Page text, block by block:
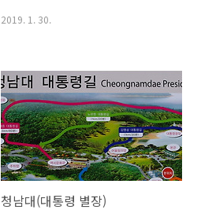
한강 좌안, 금곡천(金谷川)과의 합류지점
에서 500m 거리의 등우산(..
2019. 1. 30.
청남대(대통령 별장)